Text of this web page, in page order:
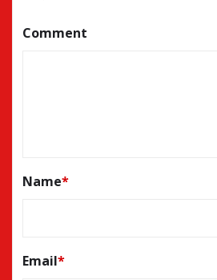
Comment
Name*
Email*